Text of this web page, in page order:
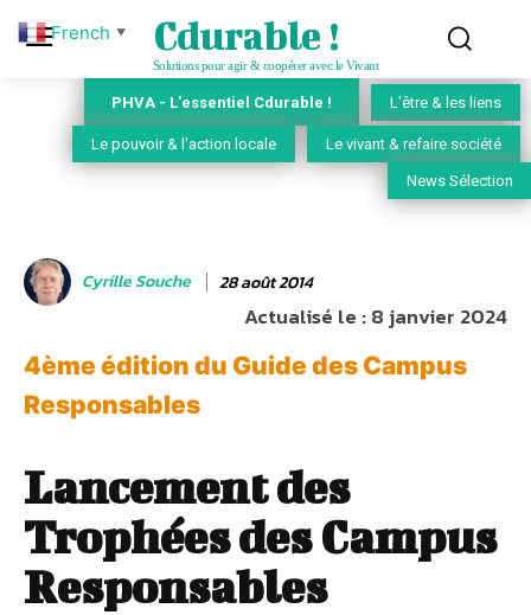
Cdurable !
Solutions pour agir & coopérer avec le Vivant
PHVA - L'essentiel Cdurable ! L'être & les liens
Le pouvoir & l'action locale Le vivant & refaire société
News Sélection
Cyrille Souche 28 août 2014
Actualisé le :8 janvier 2024
4ème édition du Guide des Campus
Responsables
Lancement des
Trophées des Campus
Responsables
French ▼